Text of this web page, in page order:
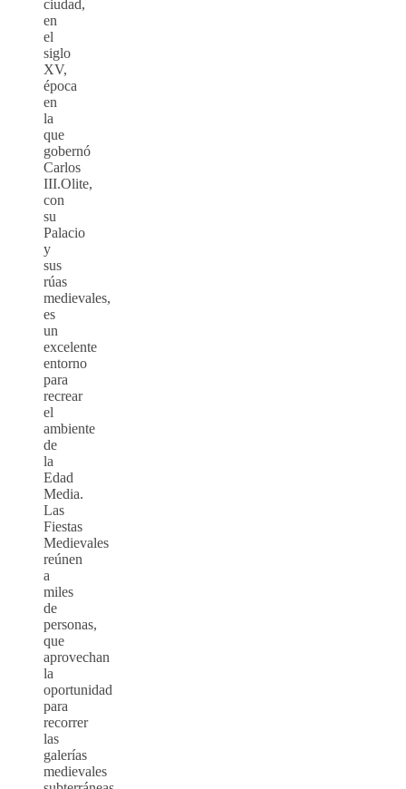
ciudad,
en
el
siglo
XV,
época
en
la
que
gobernó
Carlos
III.Olite,
con
su
Palacio
y
sus
rúas
medievales,
es
un
excelente
entorno
para
recrear
el
ambiente
de
la
Edad
Media.
Las
Fiestas
Medievales
reúnen
a
miles
de
personas,
que
aprovechan
la
oportunidad
para
recorrer
las
galerías
medievales